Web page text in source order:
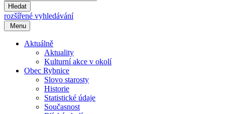
Hledat
rozšířené vyhledávání
Menu
Aktuálně
Aktuality
Kulturní akce v okolí
Obec Rybnice
Slovo starosty
Historie
Statistické údaje
Současnost